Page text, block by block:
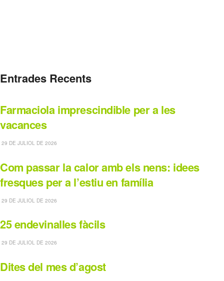
Entrades Recents
Farmaciola imprescindible per a les
vacances
29 DE JULIOL DE 2026
Com passar la calor amb els nens: idees
fresques per a l’estiu en família
29 DE JULIOL DE 2026
25 endevinalles fàcils
29 DE JULIOL DE 2026
Dites del mes d’agost